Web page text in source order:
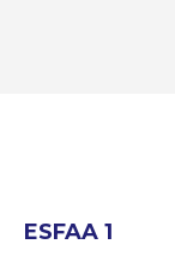
ESFAA 1